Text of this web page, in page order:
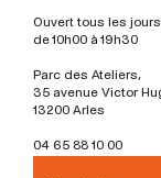
Ouvert tous les
de 10h00 à 19h30
Parc des Ateliers,
35 avenue Victor
13200 Arles
04 65 88 10 00